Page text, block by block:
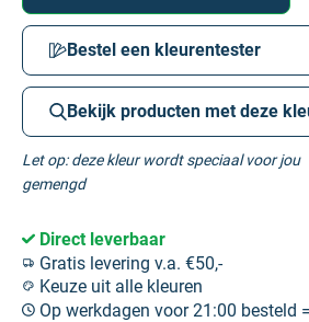
Bestel een kleurentester
Bekijk producten met deze
Let op: deze kleur wordt speciaal voor jou
gemengd
Direct leverbaar
Gratis levering v.a. €50,-
Keuze uit alle kleuren
Op werkdagen voor 21:00 besteld